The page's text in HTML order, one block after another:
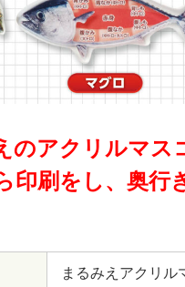
のアクリルマス
印刷をし、奥行
まるみえアクリル